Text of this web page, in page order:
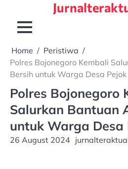
content
Home
Peristiwa
Polres Bojonegoro Kembali
Bersih untuk Warga Desa Pejok
Polres Bojonegoro
Salurkan Bantuan
untuk Warga Desa
26 August 2024